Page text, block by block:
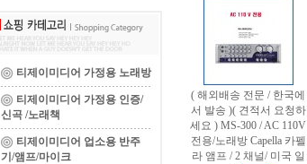
티제이미디어 가정용 노래방
티제이미디어 가정용 인증/
신곡 /노래책
티제이미디어 업소용 반주
기/앰프/마이크
( 해외배송 전문 / 한국에
서 발송 )( 견적서 요청하
세요 ) MS-300 / AC 110V
전용/노래방 Capella 카펠
라 앰프 / 2 채널/ 미국 일